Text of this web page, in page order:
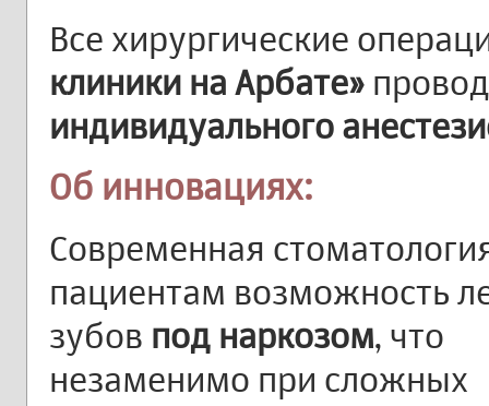
Все хирургические
клиники на Арбате»
индивидуального
Об инновациях:
Современная
пациентам возможность
зубов под наркозом, что
незаменимо при сложных